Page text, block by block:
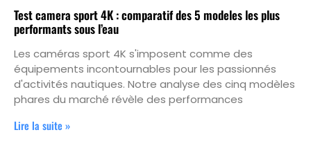
Test camera sport 4K : comparatif des 5 modeles les plus
performants sous l’eau
Les caméras sport 4K s'imposent comme des
équipements incontournables pour les passionnés
d'activités nautiques. Notre analyse des cinq modèles
phares du marché révèle des performances
Lire la suite »